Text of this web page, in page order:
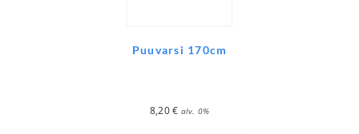
Puuvarsi 170cm
8,20€ alv. 0%